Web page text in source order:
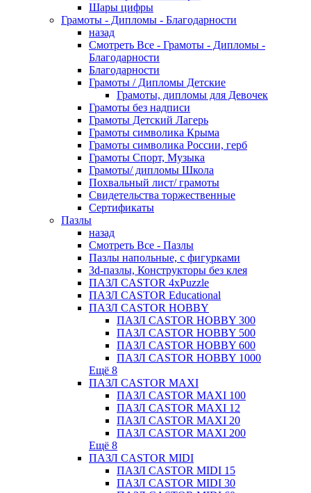
Шары цифры
Грамоты - Дипломы - Благодарности
назад
Смотреть Все - Грамоты - Дипломы -
Благодарности
Благодарности
Грамоты / Дипломы Детские
Грамоты, дипломы для Девочек
Грамоты без надписи
Грамоты Детский Лагерь
Грамоты символика Крыма
Грамоты символика России, герб
Грамоты Спорт, Музыка
Грамоты/ дипломы Школа
Похвальный лист/ грамоты
Свидетельства торжественные
Сертификаты
Пазлы
назад
Смотреть Все - Пазлы
Пазлы напольные, с фигурками
3d-пазлы, Конструкторы без клея
ПАЗЛ CASTOR 4xPuzzle
ПАЗЛ CASTOR Educational
ПАЗЛ CASTOR HOBBY
ПАЗЛ CASTOR HOBBY 300
ПАЗЛ CASTOR HOBBY 500
ПАЗЛ CASTOR HOBBY 600
ПАЗЛ CASTOR HOBBY 1000
Ещё 8
ПАЗЛ CASTOR MAXI
ПАЗЛ CASTOR MAXI 100
ПАЗЛ CASTOR MAXI 12
ПАЗЛ CASTOR MAXI 20
ПАЗЛ CASTOR MAXI 200
Ещё 8
ПАЗЛ CASTOR MIDI
ПАЗЛ CASTOR MIDI 15
ПАЗЛ CASTOR MIDI 30